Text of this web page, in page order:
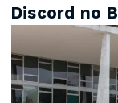
Discord no